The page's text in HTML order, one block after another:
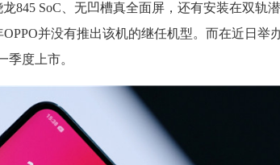
845 SoC、无凹槽真全面屏，还有安装在双轨
并没有推出该机的继任机型。而在近日举
季度上市。